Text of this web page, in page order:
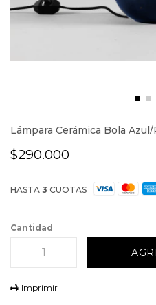
Lámpara Cerámica Bola
$290.000
HASTA 3 CUOTAS
Cantidad
Imprimir